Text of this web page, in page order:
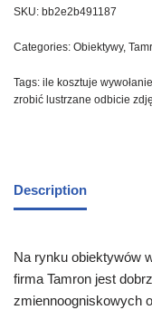
SKU: bb2e2b491187
Categories: Obiektywy,
Tags: ile kosztuje
zrobić lustrzane odbicie
Description
Na rynku obiektywów
firma Tamron jest
zmiennoogniskowych